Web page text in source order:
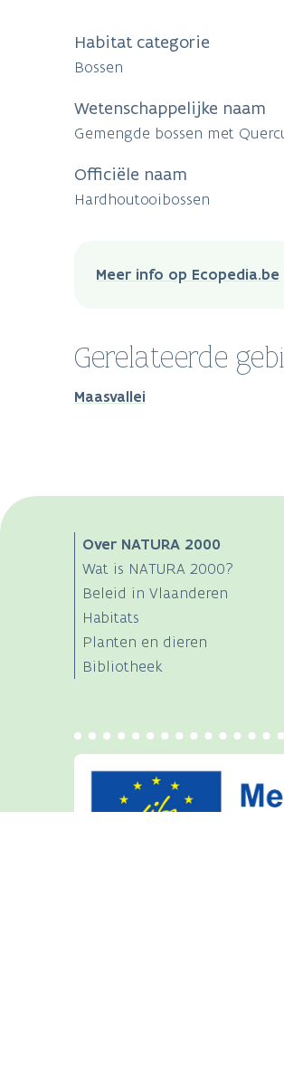
Habitat categorie
Bossen
Wetenschappelijke naam
Gemengde bossen met
Officiële naam
Hardhoutooibossen
Meer info op Ecopedia.be
Gerelateerde
Maasvallei
Main
navigation
Over NATURA 2000
Wat is NATURA 2000?
Beleid in Vlaanderen
Habitats
Planten en dieren
Bibliotheek